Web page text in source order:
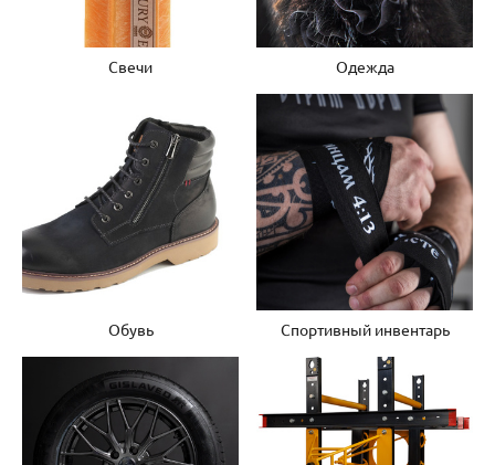
Свечи Одежда
Обувь Спортивный инвентарь